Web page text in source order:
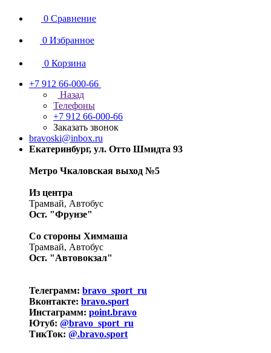
0 Сравнение
0 Избранное
0 Корзина
+7 912 66-000-66
Назад
Телефоны
+7 912 66-000-66
Заказать звонок
bravoski@inbox.ru
Екатеринбург, ул. Отто Шмидта 93
Метро Чкаловская выход №5
Из центра
Трамвай, Автобус
Ост. "Фрунзе"
Со стороны Химмаша
Трамвай, Автобус
Ост. "Автовокзал"
Телеграмм: bravo_sport_ru
Вконтакте: bravo.sport
Инстаграмм: point.bravo
Ютуб: @bravo_sport_ru
ТикТок: @.bravo.sport